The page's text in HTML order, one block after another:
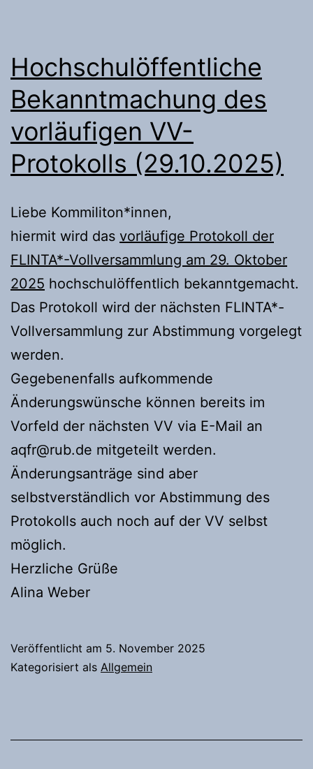
Hochschulöffentliche
Bekanntmachung des
vorläufigen VV-
Protokolls (29.10.2025)
Liebe Kommiliton*innen,
hiermit wird das vorläufige Protokoll der
FLINTA*-Vollversammlung am 29. Oktober
2025 hochschulöffentlich bekanntgemacht.
Das Protokoll wird der nächsten FLINTA*-
Vollversammlung zur Abstimmung vorgelegt
werden.
Gegebenenfalls aufkommende
Änderungswünsche können bereits im
Vorfeld der nächsten VV via E-Mail an
aqfr@rub.de mitgeteilt werden.
Änderungsanträge sind aber
selbstverständlich vor Abstimmung des
Protokolls auch noch auf der VV selbst
möglich.
Herzliche Grüße
Alina Weber
Veröffentlicht am 5. November 2025
Kategorisiert als Allgemein